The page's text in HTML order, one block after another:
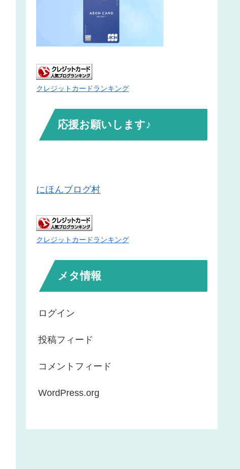
クレジットカードランキング
応援お願いします♪
にほんブログ村
クレジットカードランキング
メタ情報
ログイン
投稿フィード
コメントフィード
WordPress.org